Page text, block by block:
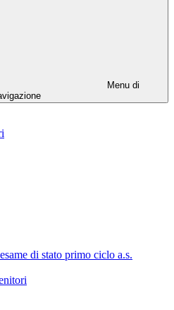
Menu di
di stato primo ciclo a.s.